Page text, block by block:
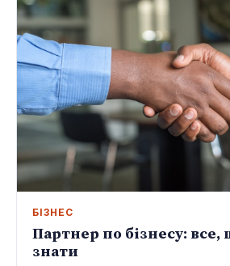
БІЗНЕС
Партнер по бізнесу: все,
знати